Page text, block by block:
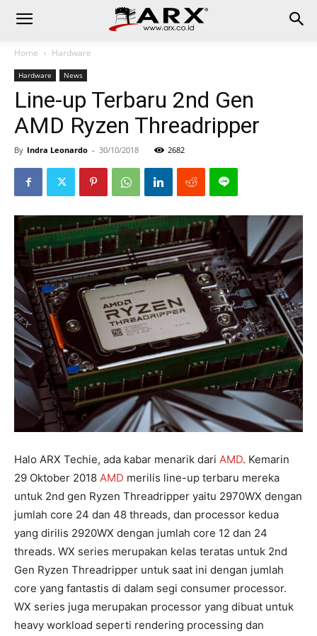
Home Hardware
Hardware News
Line-up Terbaru 2nd Gen
AMD Ryzen Threadripper
By Indra Leonardo - 30/10/2018 2682
Halo ARX Techie, ada kabar menarik dari AMD. Kemarin
29 Oktober 2018 AMD merilis line-up terbaru mereka
untuk 2nd gen Ryzen Threadripper yaitu 2970WX dengan
jumlah core 24 dan 48 threads, dan processor kedua
yang dirilis 2920WX dengan jumlah core 12 dan 24
threads. WX series merupakan kelas teratas untuk 2nd
Gen Ryzen Threadripper untuk saat ini dengan jumlah
core yang fantastis di dalam segi consumer processor.
WX series juga merupakan processor yang dibuat untuk
heavy workload seperti rendering processing dan